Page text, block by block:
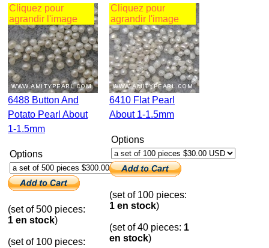
Cliquez pour
agrandir l'image
6488 Button And
Potato Pearl About
1-1.5mm
Options
(set of 500 pieces:
1 en stock)
(set of 100 pieces:
Cliquez pour
agrandir l'image
6410 Flat Pearl
About 1-1.5mm
Options
(set of 100 pieces:
1 en stock)
(set of 40 pieces: 1
en stock)